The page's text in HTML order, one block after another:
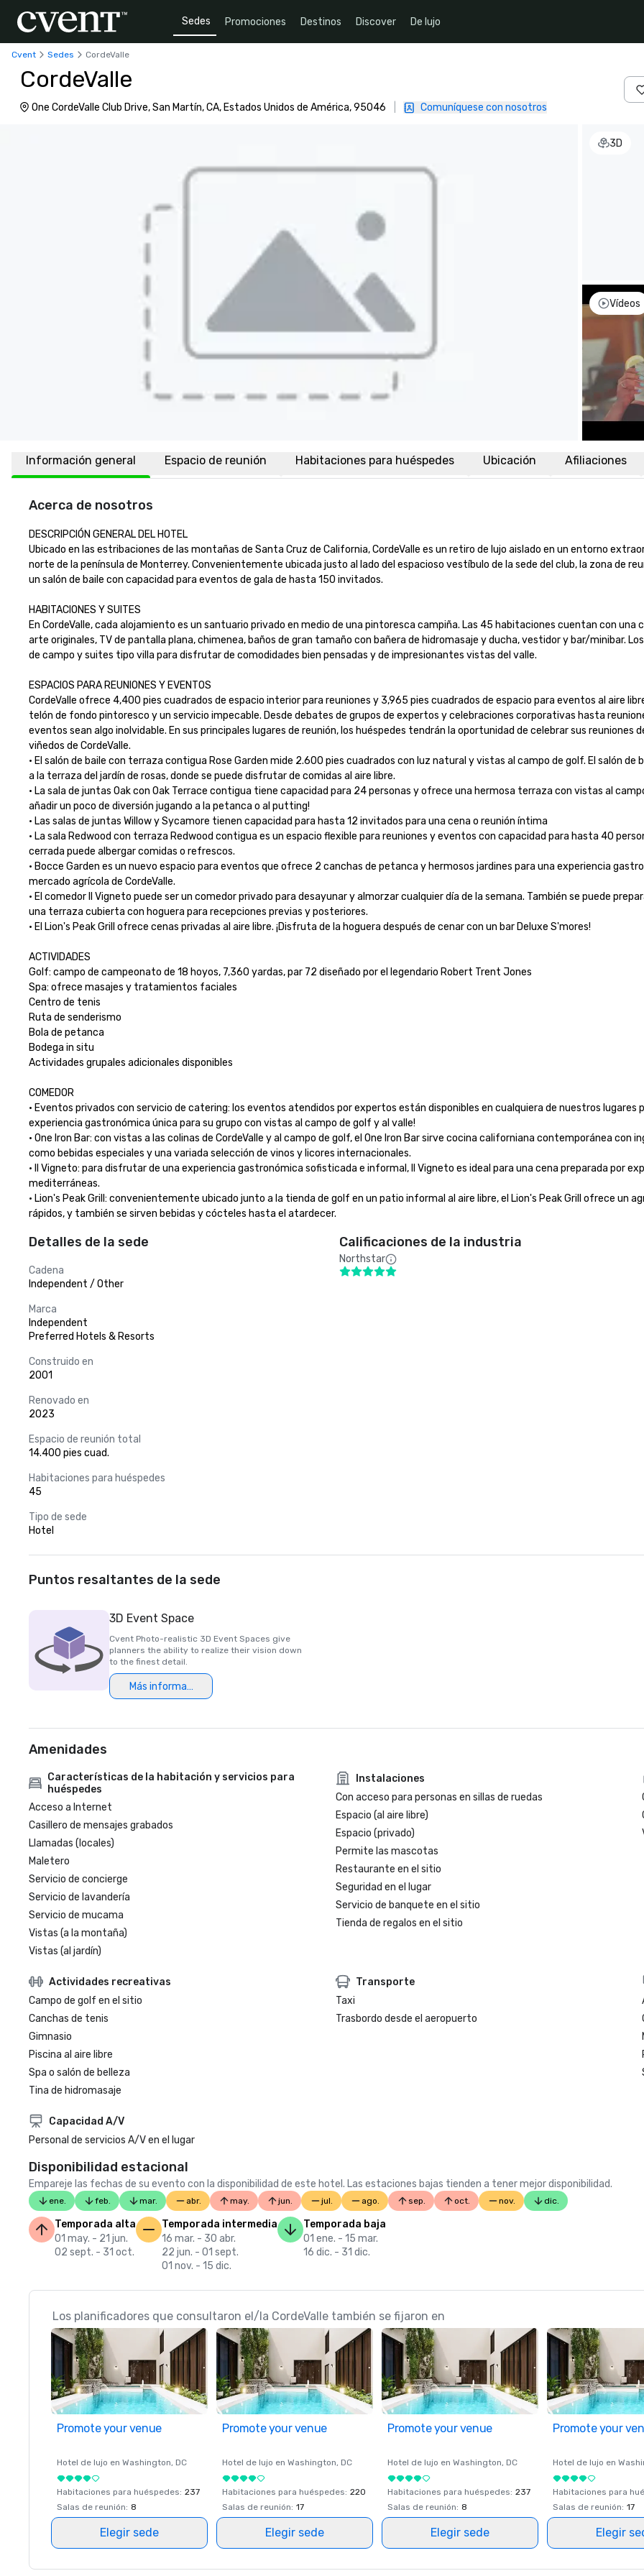
Sedes Promociones Destinos Discover De lujo
Cvent Sedes CordeValle
CordeValle
One CordeValle Club Drive, San Martín, CA, Estados Unidos de América, 95046 Comuníquese con nosotros
3D
Vídeos
Información general Espacio de reunión Habitaciones para huéspedes Ubicación Afiliaciones
Acerca de nosotros
DESCRIPCIÓN GENERAL DEL HOTEL
Ubicado en las estribaciones de las montañas de Santa Cruz de California, CordeValle es un retiro de lujo aislado en un entorno
norte de la península de Monterrey. Convenientemente ubicada justo al lado del espacioso vestíbulo de la sede del club, la zona de
un salón de baile con capacidad para eventos de gala de hasta 150 invitados.
HABITACIONES Y SUITES
En CordeValle, cada alojamiento es un santuario privado en medio de una pintoresca campiña. Las 45 habitaciones cuentan con una
arte originales, TV de pantalla plana, chimenea, baños de gran tamaño con bañera de hidromasaje y ducha, vestidor y bar/minibar.
de campo y suites tipo villa para disfrutar de comodidades bien pensadas y de impresionantes vistas del valle.
ESPACIOS PARA REUNIONES Y EVENTOS
CordeValle ofrece 4,400 pies cuadrados de espacio interior para reuniones y 3,965 pies cuadrados de espacio para eventos al aire
telón de fondo pintoresco y un servicio impecable. Desde debates de grupos de expertos y celebraciones corporativas hasta
eventos sean algo inolvidable. En sus principales lugares de reunión, los huéspedes tendrán la oportunidad de celebrar sus
viñedos de CordeValle.
• El salón de baile con terraza contigua Rose Garden mide 2.600 pies cuadrados con luz natural y vistas al campo de golf. El salón
a la terraza del jardín de rosas, donde se puede disfrutar de comidas al aire libre.
• La sala de juntas Oak con Oak Terrace contigua tiene capacidad para 24 personas y ofrece una hermosa terraza con vistas al
añadir un poco de diversión jugando a la petanca o al putting!
• Las salas de juntas Willow y Sycamore tienen capacidad para hasta 12 invitados para una cena o reunión íntima
• La sala Redwood con terraza Redwood contigua es un espacio flexible para reuniones y eventos con capacidad para hasta 40
cerrada puede albergar comidas o refrescos.
• Bocce Garden es un nuevo espacio para eventos que ofrece 2 canchas de petanca y hermosos jardines para una experiencia
mercado agrícola de CordeValle.
• El comedor Il Vigneto puede ser un comedor privado para desayunar y almorzar cualquier día de la semana. También se puede
una terraza cubierta con hoguera para recepciones previas y posteriores.
• El Lion's Peak Grill ofrece cenas privadas al aire libre. ¡Disfruta de la hoguera después de cenar con un bar Deluxe S'mores!
ACTIVIDADES
Golf: campo de campeonato de 18 hoyos, 7,360 yardas, par 72 diseñado por el legendario Robert Trent Jones
Spa: ofrece masajes y tratamientos faciales
Centro de tenis
Ruta de senderismo
Bola de petanca
Bodega in situ
Actividades grupales adicionales disponibles
COMEDOR
• Eventos privados con servicio de catering: los eventos atendidos por expertos están disponibles en cualquiera de nuestros lugares
experiencia gastronómica única para su grupo con vistas al campo de golf y al valle!
• One Iron Bar: con vistas a las colinas de CordeValle y al campo de golf, el One Iron Bar sirve cocina californiana contemporánea con
como bebidas especiales y una variada selección de vinos y licores internacionales.
• Il Vigneto: para disfrutar de una experiencia gastronómica sofisticada e informal, Il Vigneto es ideal para una cena preparada por
mediterráneas.
• Lion's Peak Grill: convenientemente ubicado junto a la tienda de golf en un patio informal al aire libre, el Lion's Peak Grill ofrece un
rápidos, y también se sirven bebidas y cócteles hasta el atardecer.
Detalles de la sede
Cadena
Independent / Other
Marca
Independent
Preferred Hotels & Resorts
Construido en
2001
Renovado en
2023
Espacio de reunión total
14.400 pies cuad.
Habitaciones para huéspedes
45
Tipo de sede
Hotel
Calificaciones de la industria
Northstar
Puntos resaltantes de la sede
3D Event Space
Cvent Photo-realistic 3D Event Spaces give
planners the ability to realize their vision down
to the finest detail.
Más información
Amenidades
Características de la habitación y servicios para
huéspedes
Acceso a Internet
Casillero de mensajes grabados
Llamadas (locales)
Maletero
Servicio de concierge
Servicio de lavandería
Servicio de mucama
Vistas (a la montaña)
Vistas (al jardín)
Instalaciones
Con acceso para personas en sillas de ruedas
Espacio (al aire libre)
Espacio (privado)
Permite las mascotas
Restaurante en el sitio
Seguridad en el lugar
Servicio de banquete en el sitio
Tienda de regalos en el sitio
Actividades recreativas
Campo de golf en el sitio
Canchas de tenis
Gimnasio
Piscina al aire libre
Spa o salón de belleza
Tina de hidromasaje
Transporte
Taxi
Trasbordo desde el aeropuerto
Capacidad A/V
Personal de servicios A/V en el lugar
Disponibilidad estacional
Empareje las fechas de su evento con la disponibilidad de este hotel. Las estaciones bajas tienden a tener mejor disponibilidad.
ene. feb. mar. abr. may. jun. jul. ago. sep. oct. nov. dic.
Temporada alta
01 may. - 21 jun.
02 sept. - 31 oct.
Temporada intermedia
16 mar. - 30 abr.
22 jun. - 01 sept.
01 nov. - 15 dic.
Temporada baja
01 ene. - 15 mar.
16 dic. - 31 dic.
Los planificadores que consultaron el/la CordeValle también se fijaron en
Promote your venue
Hotel de lujo en Washington, DC
Habitaciones para huéspedes: 237
Salas de reunión: 8
Elegir sede
Promote your venue
Hotel de lujo en Washington, DC
Habitaciones para huéspedes: 220
Salas de reunión: 17
Elegir sede
Promote your venue
Hotel de lujo en Washington, DC
Habitaciones para huéspedes: 237
Salas de reunión: 8
Elegir sede
Promote your
Hotel de lujo en
Habitaciones para
Salas de reunión: 17
Elegir